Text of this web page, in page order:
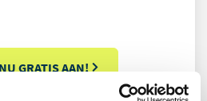
GRATIS AAN!